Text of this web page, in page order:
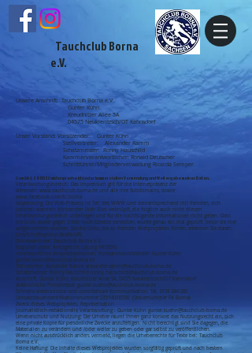
Tauchclub Borna
e.V.
Unsere Anschrift: Tauchclub Borna e.V.
Gunter Kühn
Kreudnitzer Allee 5A
04575 Neukieritzsch/OT Kahnsdorf
Unser Vorstand: Vorsitzender: Gunter Kühn
Stellvertreter: Alexander Ramm
Schatzmeister: Ronny Hauschild
Kammerverantwortlicher: Ronald Deutscher
Schriftführer/Mitgliederverwaltung Ricarda Semper
Gemäß § 28 BDSG widerspreche ich jeder kommerziellen Verwendung und Weitergabe meiner Daten.
Verantwortungsbereich: Das Impressum gilt für die Internetpräsenz der
Adressen: www.tauchclub-borna.de und alle ihre Subdomains, sowie
www.facebook.com/tc.borna
Abgrenzung: Die Web-Präsenz ist Teil des WWW und dementsprechend mit fremden, sich
jederzeit wandeln könnenden Web-Sites verknüpft, die folglich auch nicht diesem
Verantwortungsbereich unterliegen und für die nachfolgende Informationen nicht gelten. Dass
die Links weder gegen Sitten noch Gesetze verstoßen, wurde genau ein mal geprüft: bevor sie hier
aufgenommen wurden. Solche Links, die zu fremden Webprojekten führen, erkennen Sie daran:
Link/Schriftsymbol/Grafik-URL
Diensteanbieter: Tauchclub Borna e.V.
Registiert unter: Amtsgericht Leipzig VR10016
Verantwortliche Ansprechpersonen: Vorstandsvorsitzender: Gunter Kühn
gunter.kuehn@tauchclub-borna.de
Stellvertreter: Alexander Ramm alexander.ramm@tauchclub-borna.de
Schatzmeister: Ronny Hauschild ronny.hauschild@tauchclub-borna.de
Anschrift: Gunter Kühn, Kreudnitzer Allee 5A, 04575 Neukieritzsch/OT Kahnsdorf
elektronische Postadresse: gunter.kuehn@tauchclub-borna.de
Schnelle elektronische und unmittelbare Kommunikation: Tel. 0174 3441260
Umsatzsteueridentifikationsnummer:235/140/00530 (Steuernummer FA Borna)
Zweck dieses Webprojektes: Repräsentation
Journalistisch-redaktionelle Verantwortung : Gunter Kühn gunter.kuehn@tauchclub-borna.de
Urheberschutz und Nutzung: Der Urheber räumt Ihnen ganz konkret das Nutzungsrecht ein, sich
eine private Kopie für persönliche Zwecke anzufertigen. Nicht berechtigt sind Sie dagegen, die
Materialien zu verändern und /oder weiter zu geben oder gar selbst zu veröffentlichen.
Wenn nicht ausdrücklich anders vermerkt, liegen die Urheberrechte für Texte bei: Tauchclub
Borna e.V.
Keine Haftung: Die Inhalte dieses Webprojektes wurden sorgfältig geprüft und nach bestem